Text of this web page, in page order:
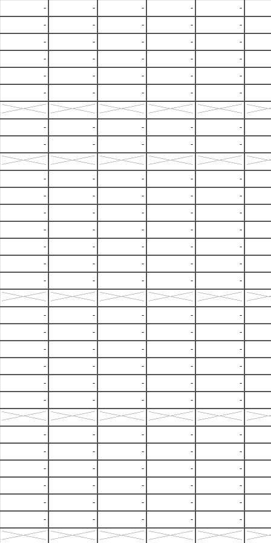
- - - -
-
- - - -
-
- - - -
-
- - - -
-
- - - -
-
- - - -
-
- - - -
-
- - - -
-
- - - -
-
- - - -
-
- - - -
-
- - - -
-
- - - -
-
- - - -
-
- - - -
-
- - - -
-
- - - -
-
- - - -
-
- - - -
-
- - - -
-
- - - -
-
- - - -
-
- - - -
-
- - - -
-
- - - -
-
- - - -
-
- - - -
-